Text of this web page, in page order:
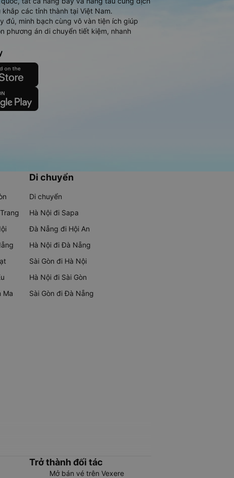
các tỉnh thành tại Việt Nam.
đủ, minh bạch cùng vô vàn tiện ích giúp
phương án di chuyển tiết kiệm, nhanh
Ma
Di chuyển
Di chuyển
Hà Nội đi Sapa
Đà Nẵng đi Hội An
Hà Nội đi Đà Nẵng
Sài Gòn đi Hà Nội
Hà Nội đi Sài Gòn
Sài Gòn đi Đà Nẵng
Trở thành đối tác
Mở bán vé trên Vexere